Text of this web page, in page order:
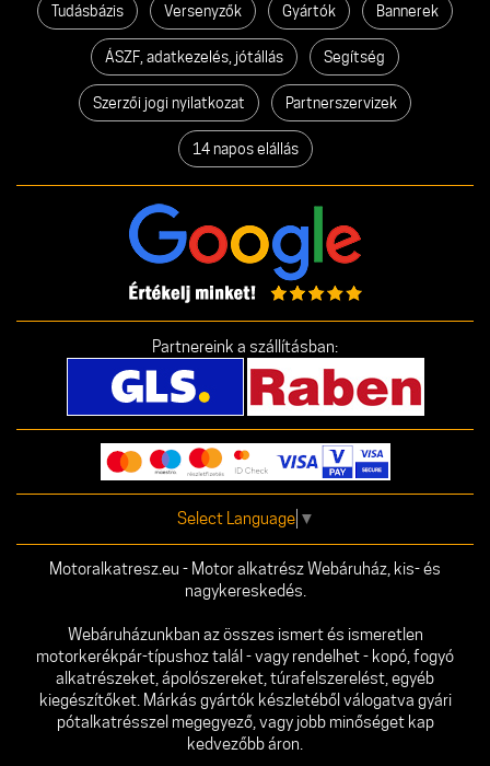
Tudásbázis Versenyzők Gyártók Bannerek
ÁSZF, adatkezelés, jótállás Segítség
Szerzői jogi nyilatkozat Partnerszervizek
14 napos elállás
Partnereink a szállításban:
Select Language ▼
Motoralkatresz.eu - Motor alkatrész Webáruház, kis- és
nagykereskedés.
Webáruházunkban az összes ismert és ismeretlen
motorkerékpár-típushoz talál - vagy rendelhet - kopó, fogyó
alkatrészeket, ápolószereket, túrafelszerelést, egyéb
kiegészítőket. Márkás gyártók készletéből válogatva gyári
pótalkatrésszel megegyező, vagy jobb minőséget kap
kedvezőbb áron.